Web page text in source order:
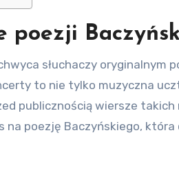
poezji
słuchaczy oryginalnym
to nie tylko muzyczna
publicznością wiersze
na poezję Baczyńskiego,